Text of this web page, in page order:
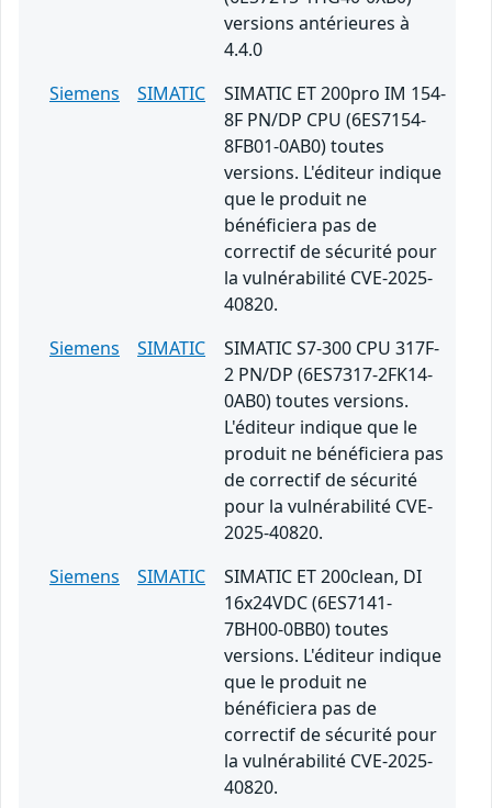
versions antérieures à
4.4.0
Siemens
SIMATIC
SIMATIC ET 200pro IM 154-
8F PN/DP CPU (6ES7154-
8FB01-0AB0) toutes
versions. L'éditeur indique
que le produit ne
bénéficiera pas de
correctif de sécurité pour
la vulnérabilité CVE-2025-
40820.
Siemens
SIMATIC
SIMATIC S7-300 CPU 317F-
2 PN/DP (6ES7317-2FK14-
0AB0) toutes versions.
L'éditeur indique que le
produit ne bénéficiera pas
de correctif de sécurité
pour la vulnérabilité CVE-
2025-40820.
Siemens
SIMATIC
SIMATIC ET 200clean, DI
16x24VDC (6ES7141-
7BH00-0BB0) toutes
versions. L'éditeur indique
que le produit ne
bénéficiera pas de
correctif de sécurité pour
la vulnérabilité CVE-2025-
40820.